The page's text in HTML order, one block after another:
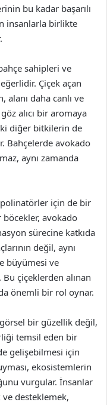
bu kadar başarılı
insanlarla birlikte
sahipleri ve
Çiçek açan
alanı daha canlı ve
alıcı bir aromaya
diğer bitkilerin de
Bahçelerde avokado
aynı zamanda
polinatörler için de bir
böcekler, avokado
sürecine katkıda
değil, aynı
büyümesi ve
çiçeklerden alınan
önemli bir rol oynar.
bir güzellik değil,
temsil eden bir
gelişebilmesi için
ekosistemlerin
vurgular. İnsanlar
desteklemek,